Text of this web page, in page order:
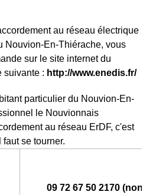
au réseau électrique
Nouvion-En-Thiérache, vous
sur le site internet du
suivante : http://www.enedis.fr/
particulier du Nouvion-En-
le Nouvionnais
au réseau ErDF, c'est
se tourner.
09 72 67 50 2170 (non